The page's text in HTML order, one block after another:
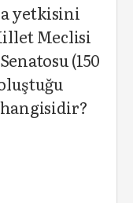
yetkisini
Meclisi
(150
hangisidir?